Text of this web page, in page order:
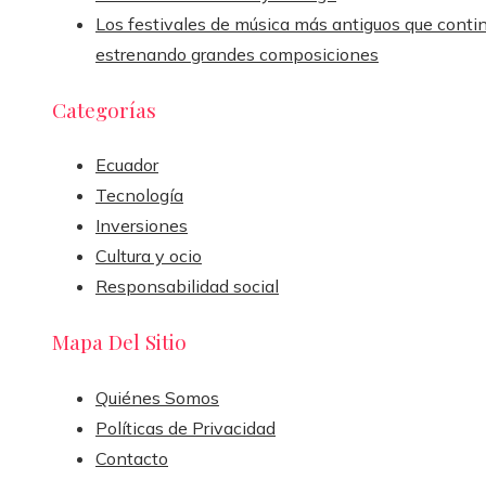
Los festivales de música más antiguos que
estrenando grandes composiciones
Categorías
Ecuador
Tecnología
Inversiones
Cultura y ocio
Responsabilidad social
Mapa Del Sitio
Quiénes Somos
Políticas de Privacidad
Contacto